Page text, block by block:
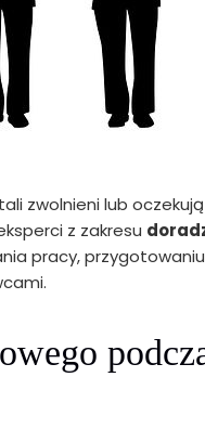
zwolnieni lub
z zakresu
pracy,